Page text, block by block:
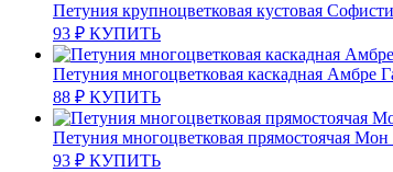
Петуния крупноцветковая кустовая
93 ₽ КУПИТЬ
Петуния многоцветковая каскадная Амбре
88 ₽ КУПИТЬ
Петуния многоцветковая прямостоячая
93 ₽ КУПИТЬ